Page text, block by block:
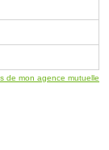
de mon agence mutuelle